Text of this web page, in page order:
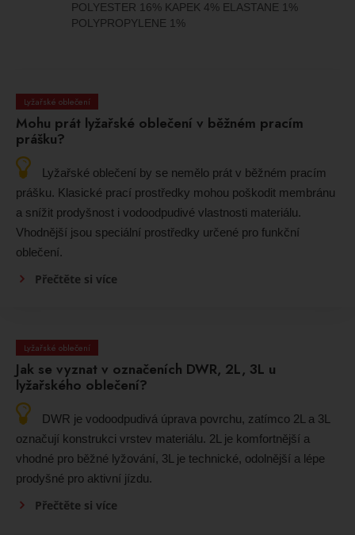
POLYESTER 16% KAPEK 4% ELASTANE 1%
POLYPROPYLENE 1%
Lyžařské oblečení
Mohu prát lyžařské oblečení v běžném pracím
prášku?
Lyžařské oblečení by se nemělo prát v běžném pracím
prášku. Klasické prací prostředky mohou poškodit membránu
a snížit prodyšnost i vodoodpudivé vlastnosti materiálu.
Vhodnější jsou speciální prostředky určené pro funkční
oblečení.
Přečtěte si více
Lyžařské oblečení
Jak se vyznat v označeních DWR, 2L, 3L u
lyžařského oblečení?
DWR je vodoodpudivá úprava povrchu, zatímco 2L a 3L
označují konstrukci vrstev materiálu. 2L je komfortnější a
vhodné pro běžné lyžování, 3L je technické, odolnější a lépe
prodyšné pro aktivní jízdu.
Přečtěte si více